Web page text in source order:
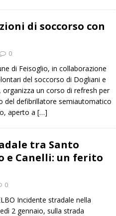
di soccorso con
0
di Feisoglio, in collaborazione
del soccorso di Dogliani e
organizza un corso di refresh per
del defibrillatore semiautomatico
aperto a […]
tra Santo
e Canelli: un ferito
0
Incidente stradale nella
2 gennaio, sulla strada